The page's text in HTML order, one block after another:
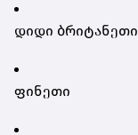
დიდი ბრიტანეთი
ფინეთი